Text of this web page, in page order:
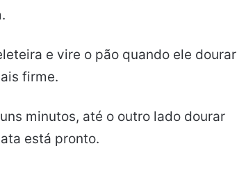
e vire o pão quando ele dourar
firme.
minutos, até o outro lado dourar
está pronto.